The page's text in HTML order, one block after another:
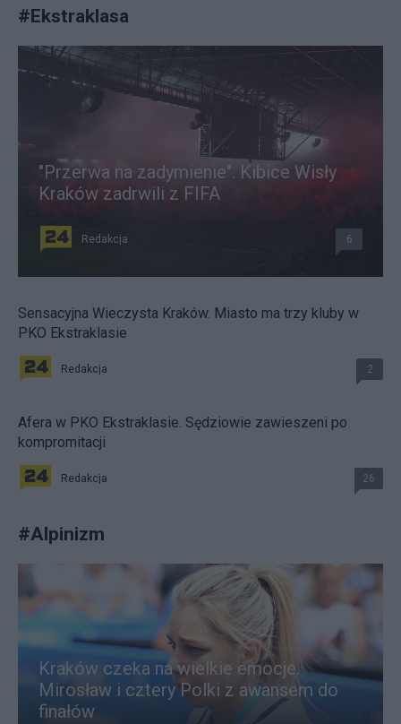
#Ekstraklasa
"Przerwa na zadymienie". Kibice Wisły
Kraków zadrwili z FIFA
Redakcja 6
Sensacyjna Wieczysta Kraków. Miasto ma trzy kluby w
PKO Ekstraklasie
Redakcja 2
Afera w PKO Ekstraklasie. Sędziowie zawieszeni po
kompromitacji
Redakcja 26
#Alpinizm
Kraków czeka na wielkie emocje.
Mirosław i cztery Polki z awansem do
finałów